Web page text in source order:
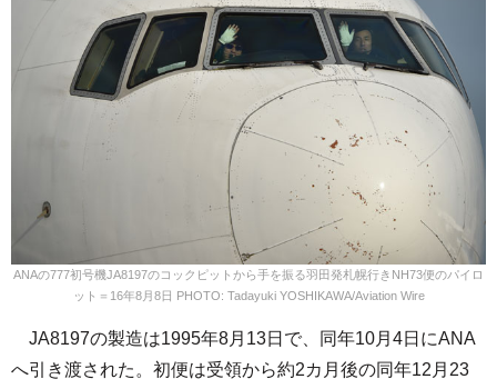
ANAの777初号機JA8197のコックピットから手を振る羽田発札幌行きNH73便のパイロ
ット＝16年8月8日 PHOTO: Tadayuki YOSHIKAWA/Aviation Wire
JA8197の製造は1995年8月13日で、同年10月4日にANA
へ引き渡された。初便は受領から約2カ月後の同年12月23